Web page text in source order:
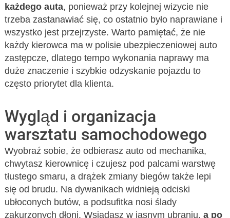
każdego auta, ponieważ przy kolejnej wizycie nie
trzeba zastanawiać się, co ostatnio było naprawiane i
wszystko jest przejrzyste. Warto pamiętać, że nie
każdy kierowca ma w polisie ubezpieczeniowej auto
zastępcze, dlatego tempo wykonania naprawy ma
duże znaczenie i szybkie odzyskanie pojazdu to
często priorytet dla klienta.
Wygląd i organizacja
warsztatu samochodowego
Wyobraź sobie, że odbierasz auto od mechanika,
chwytasz kierownicę i czujesz pod palcami warstwę
tłustego smaru, a drążek zmiany biegów także lepi
się od brudu. Na dywanikach widnieją odciski
ubłoconych butów, a podsufitka nosi ślady
zakurzonych dłoni. Wsiadasz w jasnym ubraniu,a po